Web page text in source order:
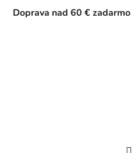
Doprava nad 60 € zadarmo